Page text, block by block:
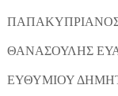
ΘΑΝΑΣΟΥΛΗΣ
ΕΥΘΥΜΙΟΥ